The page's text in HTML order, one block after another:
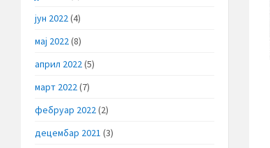
јун 2022(4)
мај 2022(8)
април 2022(5)
март 2022(7)
фебруар 2022(2)
децембар 2021 (3)